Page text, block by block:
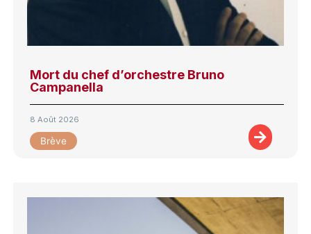
Mort du chef d’orchestre Bruno
Campanella
8 Août 2026
Brève